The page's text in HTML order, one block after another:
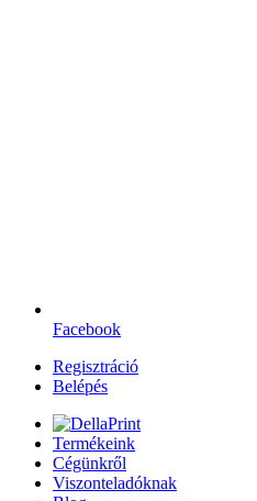
Facebook
Regisztráció
Belépés
Termékeink
Cégünkről
Viszonteladóknak